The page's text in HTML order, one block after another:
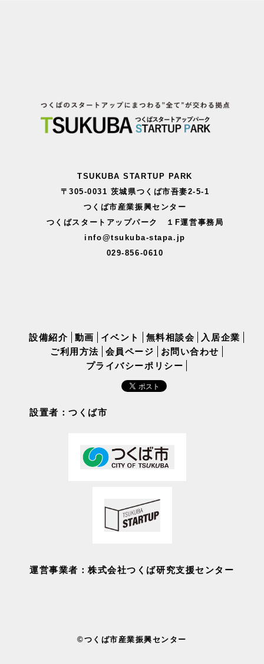
TSUKUBA STARTUP PARK
〒305-0031 茨城県つくば市吾妻2-5-1
つくば市産業振興センター
つくばスタートアップパーク １F運営事務局
info@tsukuba-stapa.jp
029-856-0610
設備紹介 動画 イベント 無料相談会
入居企業
ご利用方法
会員ページ
お問い合わせ
プライバシーポリシー
設置者：つくば市
運営事業者：株式会社つくば研究支援センター
©つくば市産業振興センター